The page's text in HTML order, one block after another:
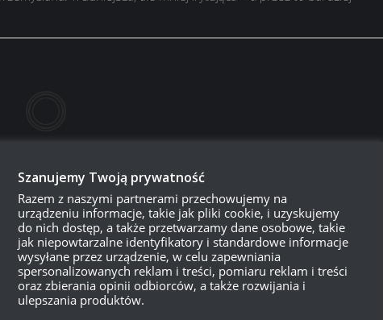
750
Szanujemy Twoją prywatność
Razem z naszymi partnerami przechowujemy na
urządzeniu informacje, takie jak pliki cookie, i uzyskujemy
do nich dostęp, a także przetwarzamy dane osobowe, takie
jak niepowtarzalne identyfikatory i standardowe informacje
wysyłane przez urządzenie, w celu zapewniania
spersonalizowanych reklam i treści, pomiaru reklam i treści
oraz zbierania opinii odbiorców, a także rozwijania i
ulepszania produktów.